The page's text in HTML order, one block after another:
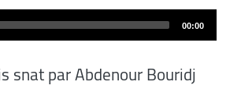
00:00
snat par Abdenour Bouridj